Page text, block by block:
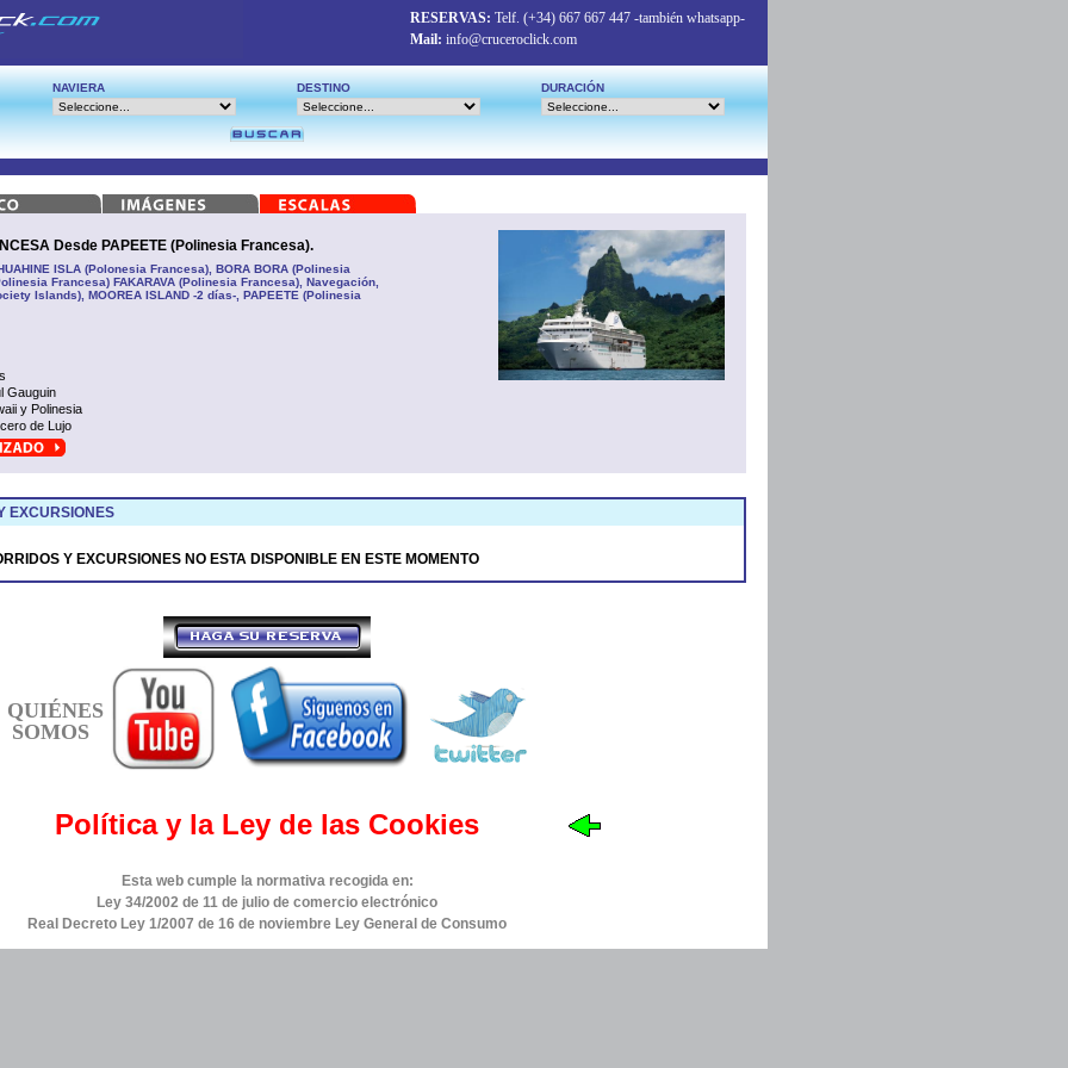
RESERVAS: Telf. (+34) 667 667 447 -también whatsapp-
Mail: info@cruceroclick.com
NAVIERA DESTINO DURACIÓN
Desde PAPEETE (Polinesia Francesa).
ISLA (Polonesia Francesa), BORA BORA (Polinesia
Francesa) FAKARAVA (Polinesia Francesa), Navegación,
Islands), MOOREA ISLAND -2 días-, PAPEETE (Polinesia
Gauguin
y Polinesia
de Lujo
EXCURSIONES
Y EXCURSIONES NO ESTA DISPONIBLE EN ESTE MOMENTO
QUIÉNES
SOMOS
Política y la Ley de las Cookies
Esta web cumple la normativa recogida en:
Ley 34/2002 de 11 de julio de comercio electrónico
Real Decreto Ley 1/2007 de 16 de noviembre Ley General de Consumo